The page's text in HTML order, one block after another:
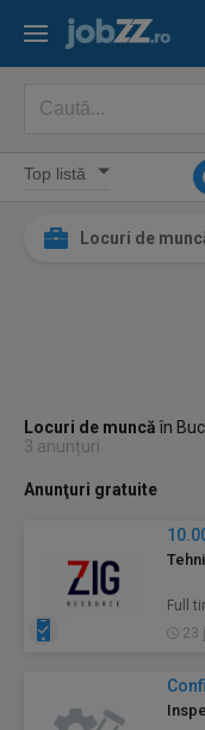
Locuri de
Locuri de muncăîn
3 anunțuri
Anunţuri gratuite
23